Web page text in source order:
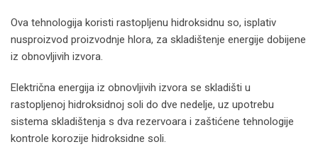
Ova tehnologija koristi rastopljenu hidroksidnu so, isplativ
nusproizvod proizvodnje hlora, za skladištenje energije dobijene
iz obnovljivih izvora.
Električna energija iz obnovljivih izvora se skladišti u
rastopljenoj hidroksidnoj soli do dve nedelje, uz upotrebu
sistema skladištenja s dva rezervoara i zaštićene tehnologije
kontrole korozije hidroksidne soli.